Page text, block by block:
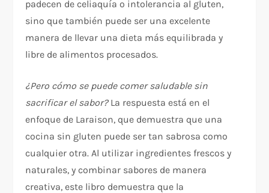
padecen de celiaquía o intolerancia al gluten,
sino que también puede ser una excelente
manera de llevar una dieta más equilibrada y
libre de alimentos procesados.
¿Pero cómo se puede comer saludable sin
sacrificar el sabor?La respuesta está en el
enfoque de Laraison, que demuestra que una
cocina sin gluten puede ser tan sabrosa como
cualquier otra. Al utilizar ingredientes frescos y
naturales, y combinar sabores de manera
creativa, este libro demuestra que la